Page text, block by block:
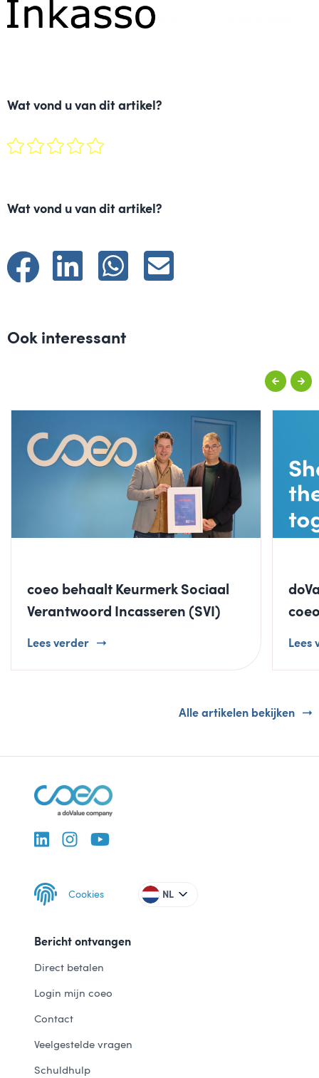
Wat vond u van dit artikel?
Wat vond u van dit artikel?
Ook interessant
coeo behaalt Keurmerk Sociaal
Verantwoord Incasseren (SVI)
Lees verder Lees
Alle artikelen bekijken
Cookies NL
Bericht ontvangen
Direct betalen
Login mijn coeo
Contact
Veelgestelde vragen
Schuldhulp